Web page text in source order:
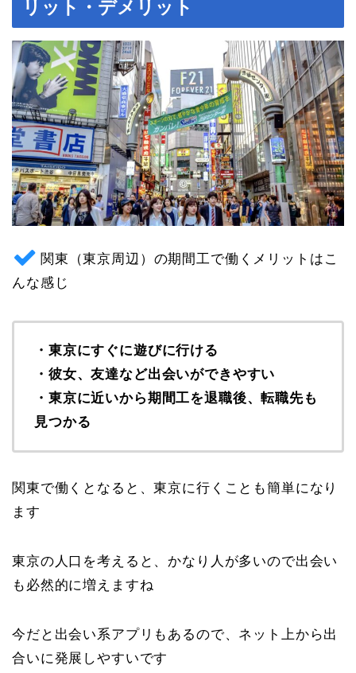
リット・デメリット
関東（東京周辺）の期間工で働くメリットはこ
んな感じ
・東京にすぐに遊びに行ける
・彼女、友達など出会いができやすい
・東京に近いから期間工を退職後、転職先も
見つかる
関東で働くとなると、東京に行くことも簡単になり
ます
東京の人口を考えると、かなり人が多いので出会い
も必然的に増えますね
今だと出会い系アプリもあるので、ネット上から出
合いに発展しやすいです